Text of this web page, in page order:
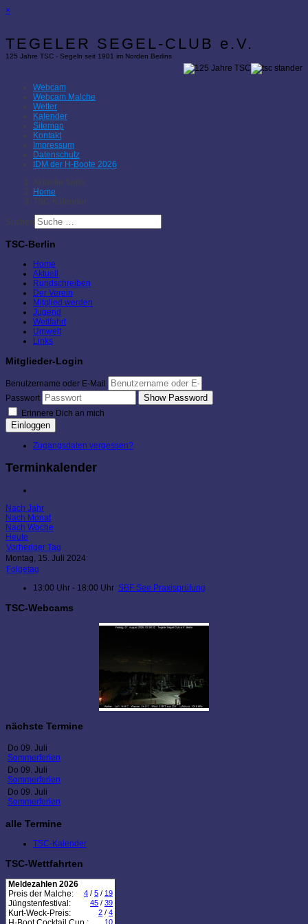
×
TEGELER SEGEL-CLUB e.V.
125 Jahre TSC - Segeln seit 1901 im Norden Berlins
Webcam
Webcam Malche
Wetter
Kalender
Sitemap
Kontakt
Impressum
Datenschutz
IDM der H-Boote 2026
Aktuelle Seite:
Home
TSC-Kalender
Suchen
TSC-Berlin
Home
Aktuell
Rundschreiben
Der Verein
Mitglied werden
Jugend
Wettfahrt
Umwelt
Links
Mitglieder-Login
Benutzername oder E-Mail
Passwort
Show Password
Erinnere Dich an mich
Einloggen
Zugangsdaten vergessen?
Terminkalender
Nach Jahr
Nach Monat
Nach Woche
Heute
Vorheriger Tag
Montag, 15. Juli 2024
Folgetag
13:00 Uhr - 18:00 Uhr SBF See Praxisprüfung
TSC-Webcams
nächste Termine
Do 09. Juli
Sommerferien
Do 09. Juli
Sommerferien
Do 09. Juli
Sommerferien
alle Termine
TSC-Kalender
TSC-Wettfahrten
Meldezahlen 2026
Preis der Malche:
4 / 5 / 19
Jüngstenfestival: 45 / 39
Kurt-Weck-Preis: 2 / 4
10